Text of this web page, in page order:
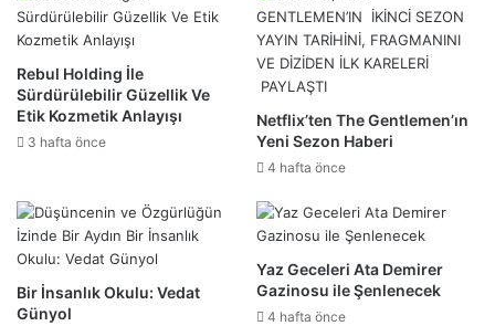
Rebul Holding İle
Sürdürülebilir Güzellik Ve
Etik Kozmetik Anlayışı
3 hafta önce
Netflix’ten The Gentlemen’ın
Yeni Sezon Haberi
4 hafta önce
Bir İnsanlık Okulu: Vedat
Günyol
Yaz Geceleri Ata Demirer
Gazinosu ile Şenlenecek
4 hafta önce